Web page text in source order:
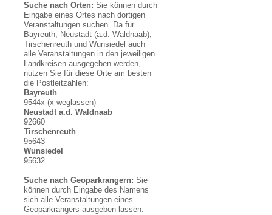
Suche nach Orten: Sie können durch
Eingabe eines Ortes nach dortigen
Veranstaltungen suchen. Da für
Bayreuth, Neustadt (a.d. Waldnaab),
Tirschenreuth und Wunsiedel auch
alle Veranstaltungen in den jeweiligen
Landkreisen ausgegeben werden,
nutzen Sie für diese Orte am besten
die Postleitzahlen:
Bayreuth
9544x (x weglassen)
Neustadt a.d. Waldnaab
92660
Tirschenreuth
95643
Wunsiedel
95632
Suche nach Geoparkrangern: Sie
können durch Eingabe des Namens
sich alle Veranstaltungen eines
Geoparkrangers ausgeben lassen.